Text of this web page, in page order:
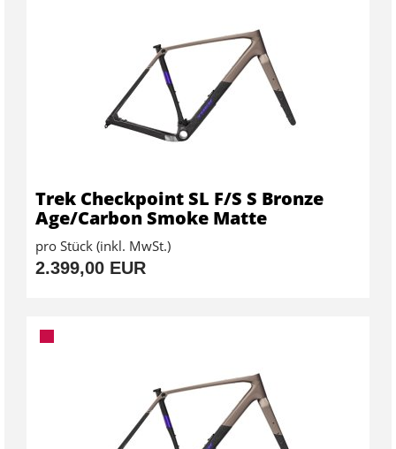
Trek Checkpoint SL F/S S Bronze
Age/Carbon Smoke Matte
pro Stück (inkl. MwSt.)
2.399,00 EUR